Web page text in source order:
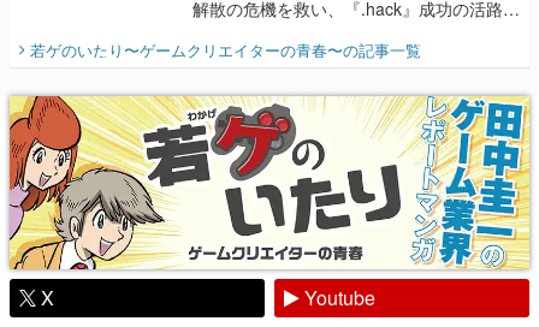
解散の危機を救い、『.hack』成功の活路を
『少年ジャンプ』色だった【若ゲのいた
り】
若ゲのいたり〜ゲームクリエイターの青春〜の記事一覧
X
Youtube